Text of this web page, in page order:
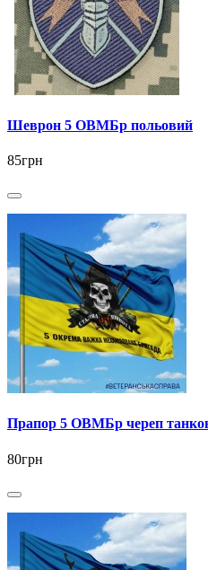
Шеврон 5 ОВМБр польовий
85грн
Прапор 5 ОВМБр череп
80грн